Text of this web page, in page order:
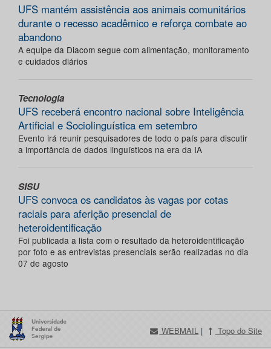
UFS mantém assistência aos animais comunitários
durante o recesso acadêmico e reforça combate ao
abandono
A equipe da Diacom segue com alimentação, monitoramento
e cuidados diários
Tecnologia
UFS receberá encontro nacional sobre Inteligência
Artificial e Sociolinguística em setembro
Evento irá reunir pesquisadores de todo o país para discutir
a importância de dados linguísticos na era da IA
SISU
UFS convoca os candidatos às vagas por cotas
raciais para aferição presencial de
heteroidentificação
Foi publicada a lista com o resultado da heteroidentificação
por foto e as entrevistas presenciais serão realizadas no dia
07 de agosto
WEBMAIL | Topo do Site